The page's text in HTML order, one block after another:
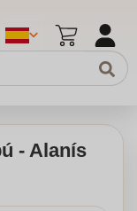
- Alanís